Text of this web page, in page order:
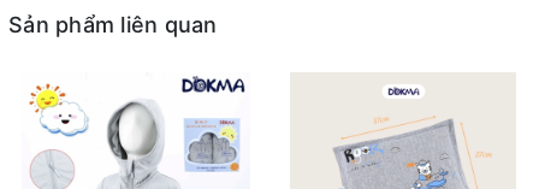
Sản phẩm liên quan